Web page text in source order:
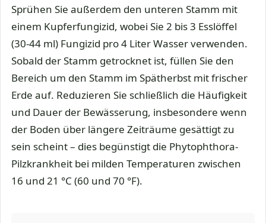
Sprühen Sie außerdem den unteren Stamm mit
einem Kupferfungizid, wobei Sie 2 bis 3 Esslöffel
(30-44 ml) Fungizid pro 4 Liter Wasser verwenden.
Sobald der Stamm getrocknet ist, füllen Sie den
Bereich um den Stamm im Spätherbst mit frischer
Erde auf. Reduzieren Sie schließlich die Häufigkeit
und Dauer der Bewässerung, insbesondere wenn
der Boden über längere Zeiträume gesättigt zu
sein scheint – dies begünstigt die Phytophthora-
Pilzkrankheit bei milden Temperaturen zwischen
16 und 21 °C (60 und 70 °F).